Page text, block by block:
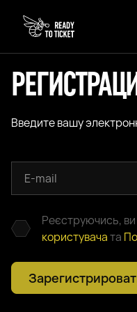
Введите вашу
Реєструючись,
користувачата